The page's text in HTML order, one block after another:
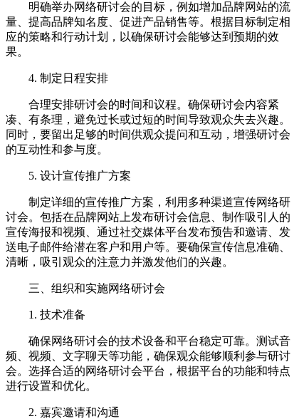
明确举办网络研讨会的目标，例如增加品牌网站的流
量、提高品牌知名度、促进产品销售等。根据目标制定相
应的策略和行动计划，以确保研讨会能够达到预期的效
果。
4. 制定日程安排
合理安排研讨会的时间和议程。确保研讨会内容紧
凑、有条理，避免过长或过短的时间导致观众失去兴趣。
同时，要留出足够的时间供观众提问和互动，增强研讨会
的互动性和参与度。
5. 设计宣传推广方案
制定详细的宣传推广方案，利用多种渠道宣传网络研
讨会。包括在品牌网站上发布研讨会信息、制作吸引人的
宣传海报和视频、通过社交媒体平台发布预告和邀请、发
送电子邮件给潜在客户和用户等。要确保宣传信息准确、
清晰，吸引观众的注意力并激发他们的兴趣。
三、组织和实施网络研讨会
1. 技术准备
确保网络研讨会的技术设备和平台稳定可靠。测试音
频、视频、文字聊天等功能，确保观众能够顺利参与研讨
会。选择合适的网络研讨会平台，根据平台的功能和特点
进行设置和优化。
2. 嘉宾邀请和沟通